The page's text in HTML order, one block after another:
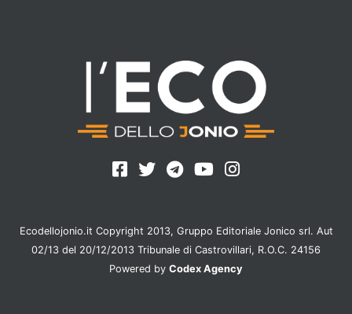
Ecodellojonio.it Copyright 2013, Gruppo Editoriale Jonico srl. Aut
02/13 del 20/12/2013 Tribunale di Castrovillari, R.O.C. 24156
Powered by Codex Agency